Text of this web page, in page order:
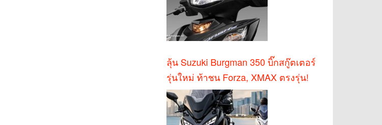
ลุ้น Suzuki Burgman 350 บิ๊กสกู๊ตเตอร์
รุ่นใหม่ ท้าชน Forza, XMAX ตรงรุ่น!